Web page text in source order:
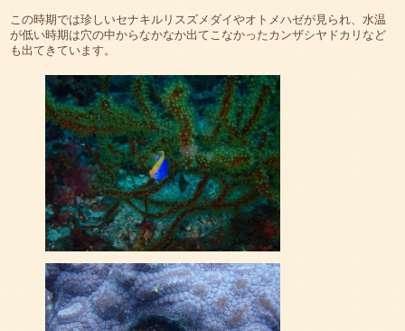
この時期では珍しいセナキルリスズメダイやオトメハゼが見られ、水温
が低い時期は穴の中からなかなか出てこなかったカンザシヤドカリなど
も出てきています。